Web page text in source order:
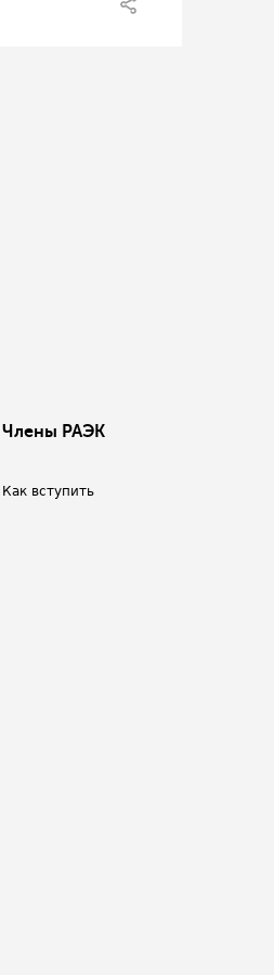
Члены РАЭК
Как вступить